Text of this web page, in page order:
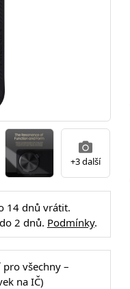
+3 další
14 dnů vrátit.
2 dnů. Podmínky.
všechny –
na IČ)